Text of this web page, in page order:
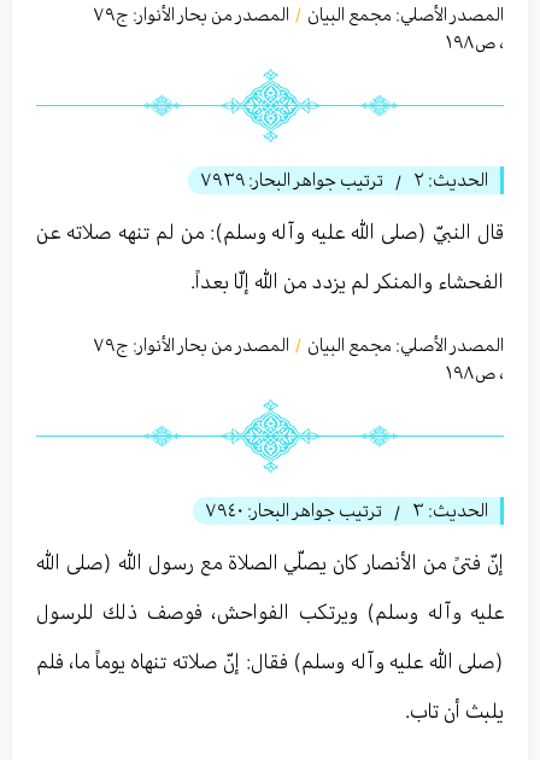
المصدر الأصلي: مجمع البيان / المصدر من بحار الأنوار: ج٧٩
، ص١٩٨
الحديث: ٢ / ترتيب جواهر البحار: ٧٩٣٩
قال النبيّ (صلى الله عليه وآله وسلم): من لم تنهه صلاته عن
الفحشاء والمنكر لم يزدد من الله إلّا بعداً.
المصدر الأصلي: مجمع البيان / المصدر من بحار الأنوار: ج٧٩
، ص١٩٨
الحديث: ٣ / ترتيب جواهر البحار: ٧٩٤٠
إنّ فتىً من الأنصار كان يصلّي الصلاة مع رسول الله (صلى الله
عليه وآله وسلم) ويرتكب الفواحش، فوصف ذلك للرسول
(صلى الله عليه وآله وسلم) فقال: إنّ صلاته تنهاه يوماً ما، فلم
يلبث أن تاب.